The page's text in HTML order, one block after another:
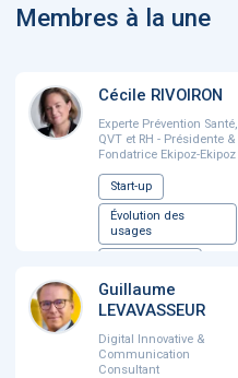
Membres à la une
Cécile RIVOIRON
Experte Prévention Santé,
QVT et RH - Présidente &
Fondatrice Ekipoz-Ekipoz
Start-up
Évolution des
usages
Prévention /
Parcours de santé
...
Guillaume
LEVAVASSEUR
Digital Innovative &
Communication
Consultant